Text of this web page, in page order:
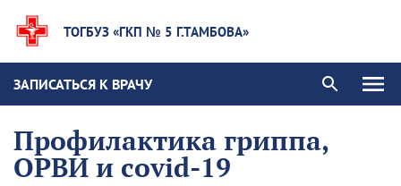
ТОГБУЗ «ГКП № 5 Г.ТАМБОВА»
ЗАПИСАТЬСЯ К ВРАЧУ
Профилактика гриппа,
ОРВИ и covid-19